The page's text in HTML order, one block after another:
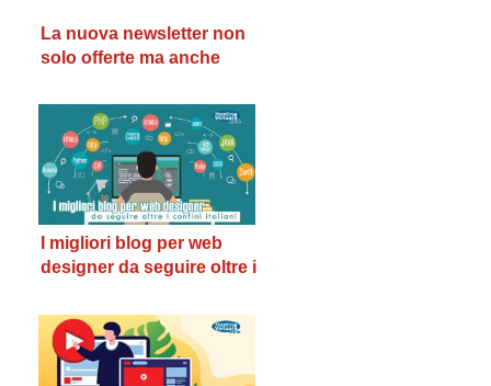
La nuova newsletter non
solo offerte ma anche
I migliori blog per web
designer da seguire oltre i